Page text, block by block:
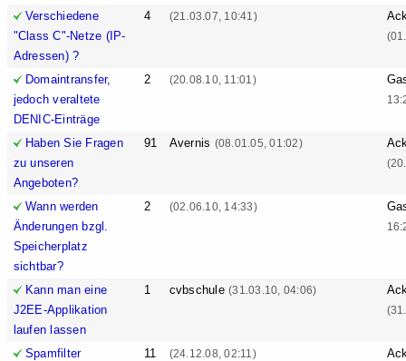
Verschiedene
"Class C"-Netze (IP-
Adressen) ?
4 (21.03.07, 10:41)
Domaintransfer,
jedoch veraltete
DENIC-Einträge
2 (20.08.10, 11:01)
Haben Sie Fragen
zu unseren
Angeboten?
91 Avernis (08.01.05, 01:02)
Wann werden
Änderungen bzgl.
Speicherplatz
sichtbar?
2 (02.06.10, 14:33)
Kann man eine
J2EE-Applikation
laufen lassen
1 cvbschule(31.03.10, 04:06)
Spamfilter
11 (24.12.08, 02:11)